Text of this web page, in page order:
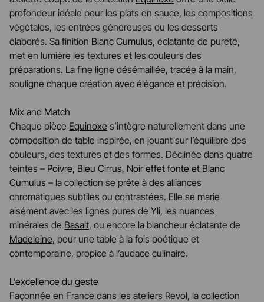
profondeur idéale pour les plats en sauce, les compositions
végétales, les entrées généreuses ou les desserts
élaborés. Sa finition Blanc Cumulus, éclatante de pureté,
met en lumière les textures et les couleurs des
préparations. La fine ligne désémaillée, tracée à la main,
souligne chaque création avec élégance et précision.
Mix and Match
Chaque pièce Equinoxe s’intègre naturellement dans une
composition de table inspirée, en jouant sur l’équilibre des
couleurs, des textures et des formes. Déclinée dans quatre
teintes – Poivre, Bleu Cirrus, Noir effet fonte et Blanc
Cumulus – la collection se prête à des alliances
chromatiques subtiles ou contrastées. Elle se marie
aisément avec les lignes pures de Yli, les nuances
minérales de Basalt, ou encore la blancheur éclatante de
Madeleine, pour une table à la fois poétique et
contemporaine, propice à l’audace culinaire.
L’excellence du geste
Façonnée en France dans les ateliers Revol, la collection